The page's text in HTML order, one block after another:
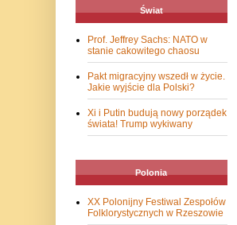
Świat
Prof. Jeffrey Sachs: NATO w
stanie cakowitego chaosu
Pakt migracyjny wszedł w życie.
Jakie wyjście dla Polski?
Xi i Putin budują nowy porządek
świata! Trump wykiwany
Polonia
XX Polonijny Festiwal Zespołów
Folklorystycznych w Rzeszowie